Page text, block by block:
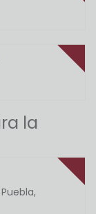
la